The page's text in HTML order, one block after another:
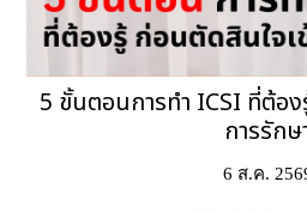
5 ขั้นตอนการทำ ICSI ที่ต้อ
การรักษ
6 ส.ค.